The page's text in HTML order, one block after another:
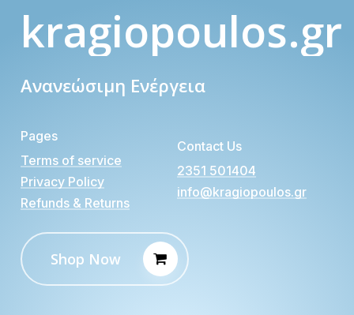
kragiopoulos.gr
Ανανεώσιμη Ενέργεια
Pages
Terms of service
Privacy Policy
Refunds & Returns
Contact Us
2351 501404
info@kragiopoulos.gr
Shop Now